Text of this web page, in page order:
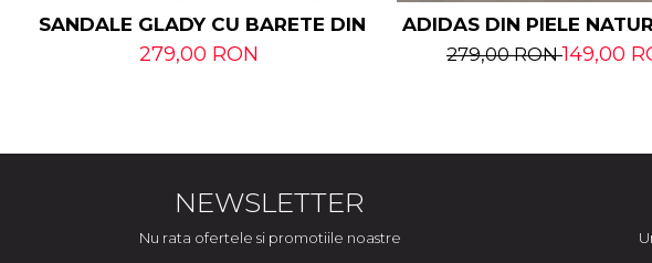
SANDALE GLADY CU BARETE DIN PIELE NATURALA
279,00 RON
ADIDAS DIN PIELE
279,00 RON149,00
NEWSLETTER
Nu rata ofertele si promotiile noastre